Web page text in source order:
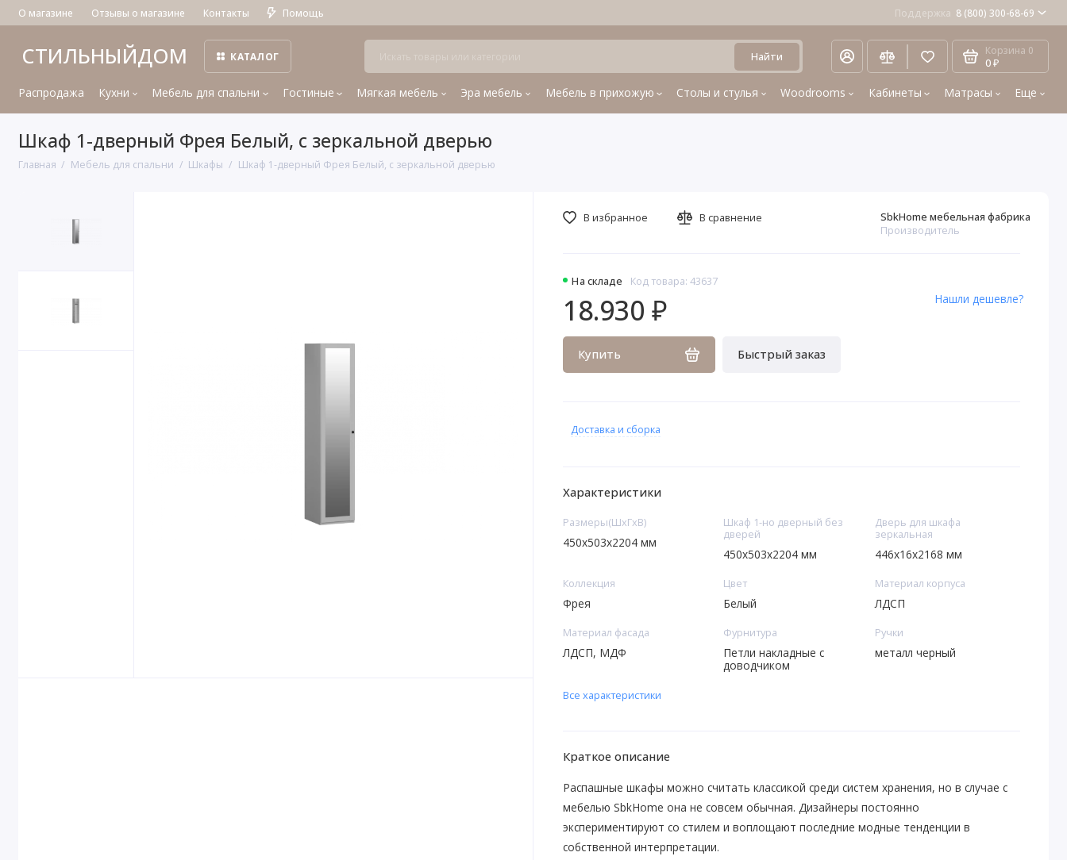
О магазине Отзывы о магазине Контакты Помощь Поддержка 8 (800) 300-68-69
СТИЛЬНЫЙДОМ КАТАЛОГ Найти Корзина 0
0 ₽
Распродажа Кухни Мебель для спальни Гостиные Мягкая мебель Эра мебель Мебель в прихожую Столы и стулья Woodrooms Кабинеты Матрасы Еще
Шкаф 1-дверный Фрея Белый, с зеркальной дверью
Главная Мебель для спальни Шкафы Шкаф 1-дверный Фрея Белый, с зеркальной дверью
На складе Код товара: 43637
SbkHome мебельная фабрика
Производитель
18.930 ₽
Купить Быстрый заказ
Нашли дешевле?
В избранное В сравнение
Доставка и сборка
Характеристики
Размеры(ШxГxВ)
450х503х2204 мм
Шкаф 1-но дверный без
дверей
450х503х2204 мм
Дверь для шкафа
зеркальная
446х16х2168 мм
Коллекция
Фрея
Цвет
Белый
Материал корпуса
ЛДСП
Материал фасада
ЛДСП, МДФ
Фурнитура
Петли накладные с
доводчиком
Ручки
металл черный
Все характеристики
Краткое описание
Распашные шкафы можно считать классикой среди систем хранения, но в случае с
мебелью SbkHome она не совсем обычная. Дизайнеры постоянно
экспериментируют со стилем и воплощают последние модные тенденции в
собственной интерпретации.